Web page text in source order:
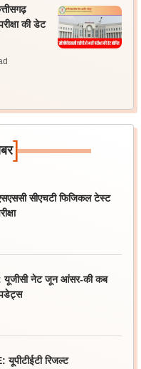
की डेट
]
सीएचटी फिजिकल टेस्ट
नेट जून आंसर-की कब
रिजल्ट